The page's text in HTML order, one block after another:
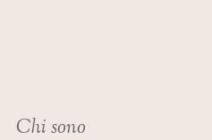
Chi sono